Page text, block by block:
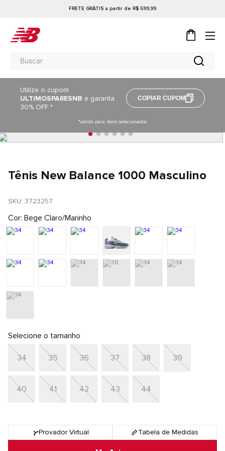
FRETE GRÁTIS a partir de R$ 599,99
Utilize o cupom
ULTIMOSPARESNB e garanta
30% OFF *
COPIAR CUPOM
*válido para itens selecionados
Tênis New Balance 1000 Masculino
SKU: 3723257
Cor Bege Claro/Marinho
Selecione o tamanho
34 35 36 37 38 39
40 41 42 43 44
Provador Virtual Tabela de Medidas